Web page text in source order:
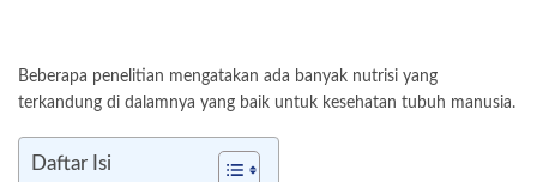
Beberapa penelitian mengatakan ada banyak nutrisi yang
terkandung di dalamnya yang baik untuk kesehatan tubuh manusia.
Daftar Isi